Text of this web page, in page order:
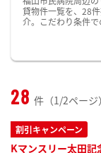
貸物件一覧を、28
介。こだわり条件で
28 件（1/2ページ）
割引キャンペーン
Kマンスリー太田